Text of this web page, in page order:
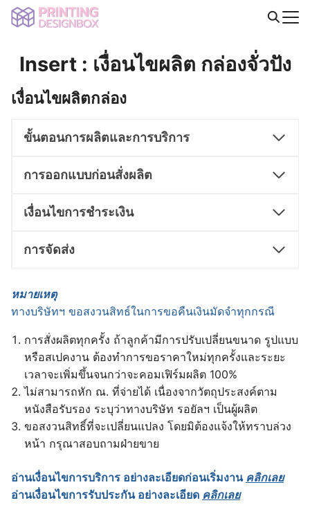
Skip
for:Insert : เงื่อนไขผลิต กล่องจั่วปัง
เงื่อนไขผลิตกล่อง
ขั้นตอนการผลิตและการบริการ
การออกแบบก่อนสั่งผลิต
เงื่อนไขการชำระเงิน
การจัดส่ง
หมายเหตุ
ทางบริษัทฯ ขอสงวนสิทธ์ในการขอคืนเงินมัดจำทุกกรณี
การสั่งผลิตทุกครั้ง ถ้าลูกค้ามีการปรับเปลี่ยนขนาด รูปแบบ
หรือสเปคงาน ต้องทำการขอราคาใหม่ทุกครั้งและระยะ
เวลาจะเพิ่มขึ้นจนกว่าจะคอมเฟิร์มผลิต 100%
ไม่สามารถหัก ณ. ที่จ่ายได้ เนื่องจากวัตถุประสงค์ตาม
หนังสือรับรอง ระบุว่าทางบริษัท รอยัลฯ เป็นผู้ผลิต
ขอสงวนสิทธิ์ที่จะเปลี่ยนแปลง โดยมิต้องแจ้งให้ทราบล่วง
หน้า กรุณาสอบถามฝ่ายขาย
อ่านเงื่อนไขการบริการ อย่างละเอียดก่อนเริ่มงาน คลิกเลย
อ่านเงื่อนไขการรับประกัน อย่างละเอียด คลิกเลย